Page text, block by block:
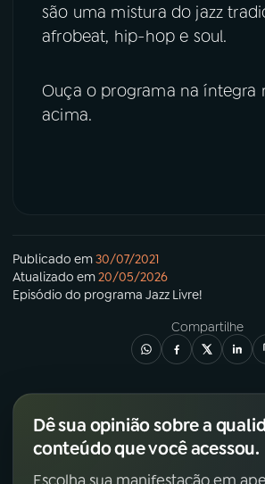
são uma mistura do jazz
afrobeat, hip-hop e soul.
Ouça o programa na íntegra
acima.
Publicado em30/07/2021
Atualizado em20/05/2026
Episódio do programa Jazz Livre!
Compartilhe
Dê sua opinião sobre a
conteúdo que você acessou.